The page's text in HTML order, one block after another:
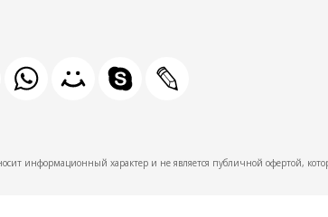
информационный характер и не является публичной офертой,